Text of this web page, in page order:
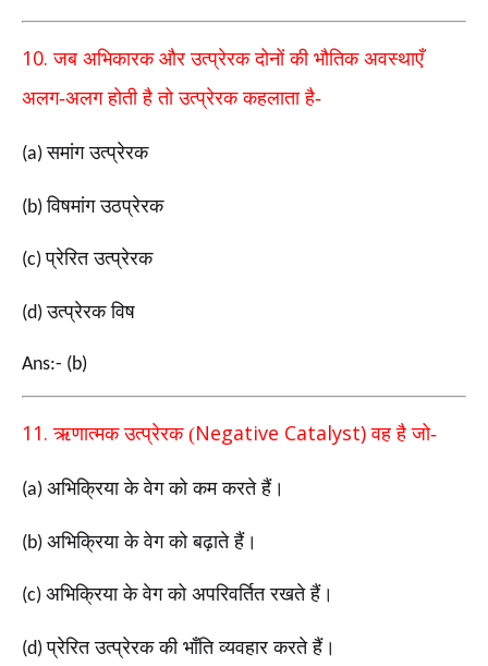
10.जब अभिकारक और उत्प्रेरक दोनों की भौतिक अवस्थाएँ
अलग-अलग होती है तो उत्प्रेरक कहलाता है-
(a)समांग उत्प्रेरक
(b)विषमांग उठप्रेरक
(c)प्रेरित उत्प्रेरक
(d)उत्प्रेरक विष
Ans:- (b)
11.ऋणात्मक उत्प्रेरक (Negative Catalyst)वह है जो-
(a) अभिक्रिया के वेग को कम करते हैं।
(b) अभिक्रिया के वेग को बढ़ाते हैं।
(c) अभिक्रिया के वेग को अपरिवर्तित रखते हैं।
(d)प्रेरित उत्प्रेरक की भाँति व्यवहार करते हैं।